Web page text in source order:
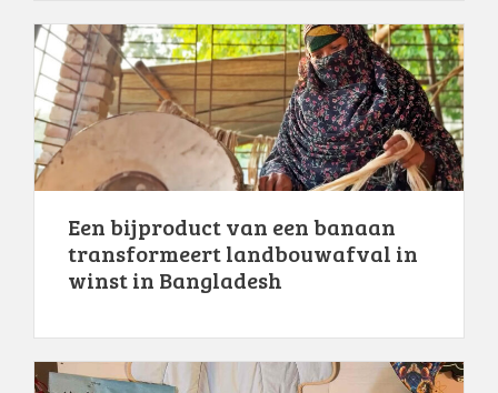
Een bijproduct van een banaan
transformeert landbouwafval in
winst in Bangladesh